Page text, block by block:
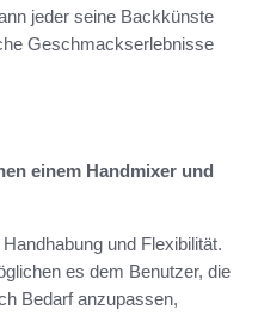
jeder seine Backkünste
Geschmackserlebnisse
einem Handmixer und
und Flexibilität.
es dem Benutzer, die
Bedarf anzupassen,